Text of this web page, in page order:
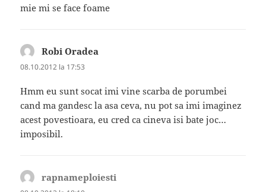
mie mi se face foame
Robi Oradea
08.10.2012 la 17:53
Hmm eu sunt socat imi vine scarba de porumbei
cand ma gandesc la asa ceva, nu pot sa imi imaginez
acest povestioara, eu cred ca cineva isi bate joc…
imposibil.
rapnameploiesti